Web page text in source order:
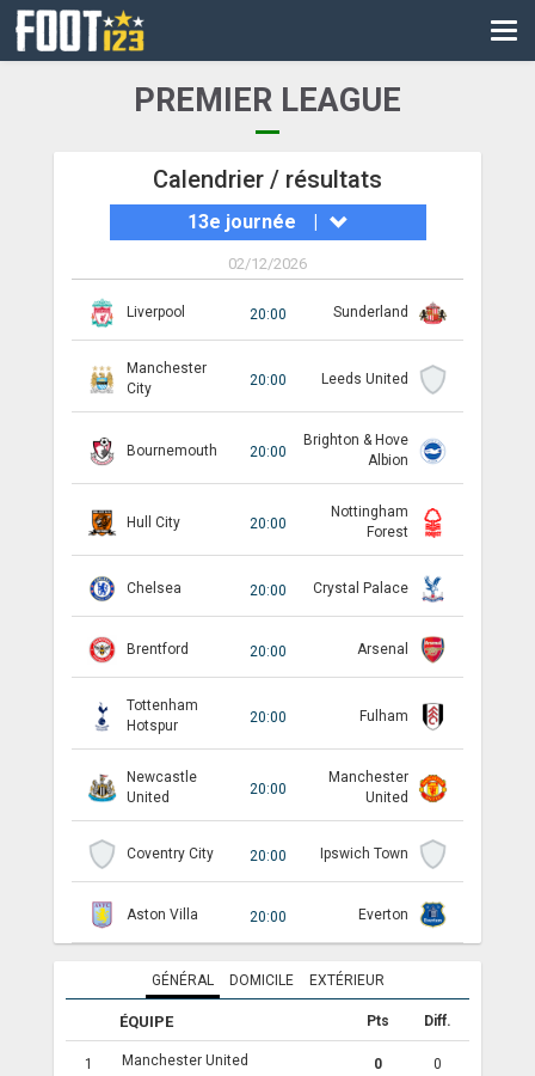
CM
LIGUE DES CHAMPIONS
LES DIRECTS
COUPE DE LA LIGUE
ANGLETERRE
ALLEMAGNE
RECHERCHE
PREMIER LEAGUE
Calendrier / résultats
13e journée |
02/12/2026
Liverpool 20:00 Sunderland
Manchester
City
20:00 Leeds United
Bournemouth 20:00
Brighton & Hove
Albion
Hull City 20:00
Nottingham
Forest
Chelsea 20:00 Crystal Palace
Brentford 20:00 Arsenal
Tottenham
Hotspur
20:00 Fulham
Newcastle
United
20:00
Manchester
United
Coventry City 20:00 Ipswich Town
Aston Villa 20:00 Everton
GÉNÉRAL DOMICILE EXTÉRIEUR
ÉQUIPE Pts Diff.
1 Manchester United 0 0